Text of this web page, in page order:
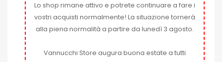
Lo shop rimane attivo e potrete continuare a fare i
vostri acquisti normalmente! La situazione tornerà
alla piena normalità a partire da lunedì 3 agosto.
Vannucchi Store augura buona estate a tutti